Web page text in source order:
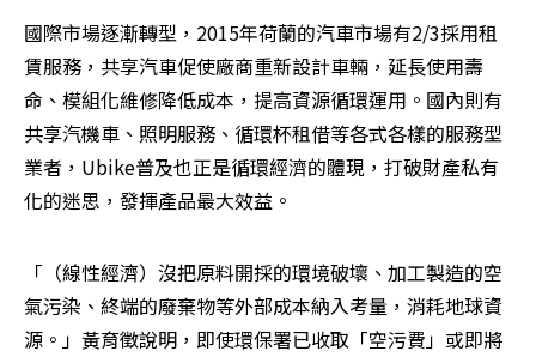
國際市場逐漸轉型，2015年荷蘭的汽車市場有2/3採用租
賃服務，共享汽車促使廠商重新設計車輛，延長使用壽
命、模組化維修降低成本，提高資源循環運用。國內則有
共享汽機車、照明服務、循環杯租借等各式各樣的服務型
業者，Ubike普及也正是循環經濟的體現，打破財產私有
化的迷思，發揮產品最大效益。
「（線性經濟）沒把原料開採的環境破壞、加工製造的空
氣污染、終端的廢棄物等外部成本納入考量，消耗地球資
源。」黃育徵說明，即使環保署已收取「空污費」或即將